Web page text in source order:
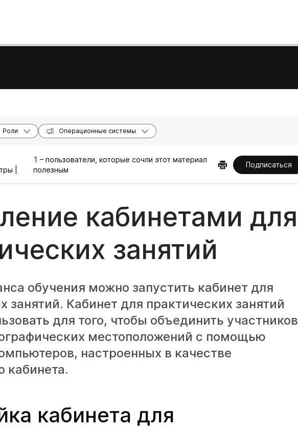
Роли Операционные системы
|
1 – пользователи, которые сочли этот материал
полезным
Подписаться
кабинетами для
занятий
обучения можно запустить кабинет для
занятий. Кабинет для практических занятий
для того, чтобы объединить участников
местоположений с помощью
настроенных в качестве
кабинета.
кабинета для